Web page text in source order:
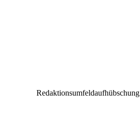
Redaktionsumfeldaufhübschung